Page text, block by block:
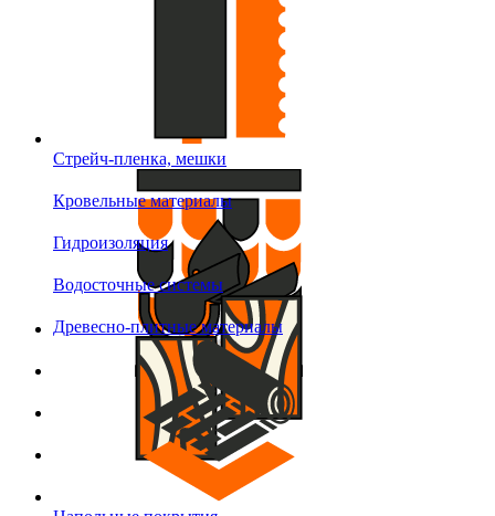
Стрейч-пленка, мешки
Кровельные материалы
Гидроизоляция
Водосточные системы
Древесно-плитные материалы